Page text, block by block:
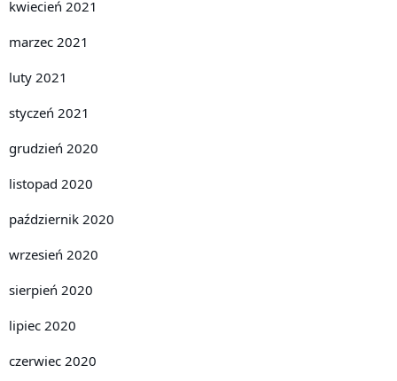
kwiecień 2021
marzec 2021
luty 2021
styczeń 2021
grudzień 2020
listopad 2020
październik 2020
wrzesień 2020
sierpień 2020
lipiec 2020
czerwiec 2020